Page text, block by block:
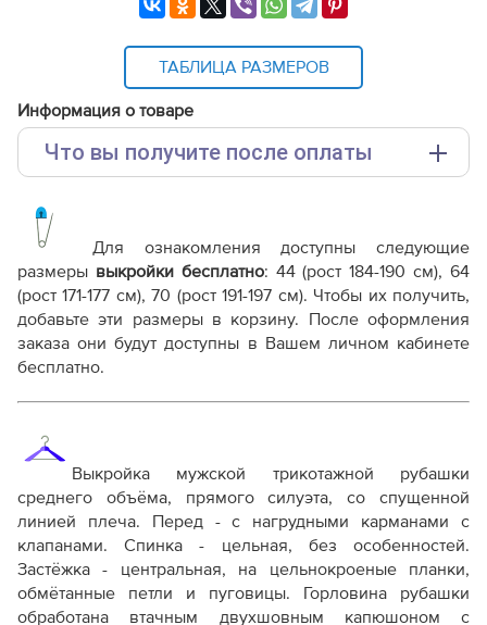
ТАБЛИЦА РАЗМЕРОВ
Информация о товаре
Что вы получите после оплаты
Выкройка PDF для печати на принтере A4 или
плоттере A0 с шириной печати 810мм в зависимости
от выбора формата
Инструкция-рубашка-худи-Дэвид924.pdf
Дополнительные файлы:
Терминология ВТО
Как распечатывать выкройки
Как скорректировать готовую выкройку по росту
Для ознакомления доступны следующие
размеры выкройки бесплатно: 44 (рост 184-190 см), 64
(рост 171-177 см), 70 (рост 191-197 см). Чтобы их получить,
добавьте эти размеры в корзину. После оформления
заказа они будут доступны в Вашем личном кабинете
бесплатно.
Выкройка мужской трикотажной рубашки
среднего объёма, прямого силуэта, со спущенной
линией плеча.
Перед - с нагрудными карманами с
клапанами.Спинка - цельная, без особенностей.
Застёжка - центральная, на цельнокроеные планки,
обмётанные петли и пуговицы.
Горловина рубашки
обработана втачным двухшовным капюшоном с